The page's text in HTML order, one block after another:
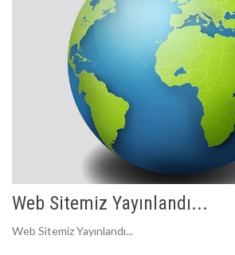
Web Sitemiz Yayınlandı...
Web Sitemiz Yayınlandı...